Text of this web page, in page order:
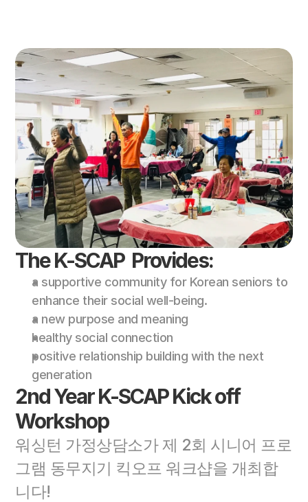
The K-SCAP  Provides:
a supportive community for Korean seniors to
enhance their social well-being.
a new purpose and meaning
healthy social connection
positive relationship building with the next
generation
2nd Year K-SCAP Kick off
Workshop
워싱턴 가정상담소가 제 2회 시니어 프로
그램 동무지기 킥오프 워크샵을 개최합
니다!